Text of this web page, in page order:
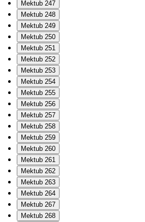
Mektub 247
Mektub 248
Mektub 249
Mektub 250
Mektub 251
Mektub 252
Mektub 253
Mektub 254
Mektub 255
Mektub 256
Mektub 257
Mektub 258
Mektub 259
Mektub 260
Mektub 261
Mektub 262
Mektub 263
Mektub 264
Mektub 267
Mektub 268